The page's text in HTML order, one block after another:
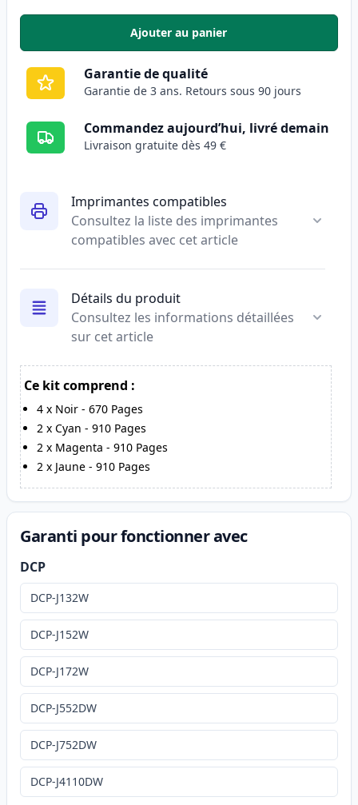
Imprimantes compatibles
Consultez la liste des imprimantes
compatibles avec cet article
Détails du produit
Consultez les informations détaillées
sur cet article
Ce kit comprend :
4 x Noir - 670 Pages
2 x Cyan - 910 Pages
2 x Magenta - 910 Pages
2 x Jaune - 910 Pages
Ajouter au panier
,Pack de 10 Brother LC123
Garantie de qualité
Garantie de 3 ans. Retours sous 90 jours
Commandez aujourd’hui, livré demain
Livraison gratuite dès 49 €
Garanti pour fonctionner avec
DCP
DCP-J132W
DCP-J152W
DCP-J172W
DCP-J552DW
DCP-J752DW
DCP-J4110DW